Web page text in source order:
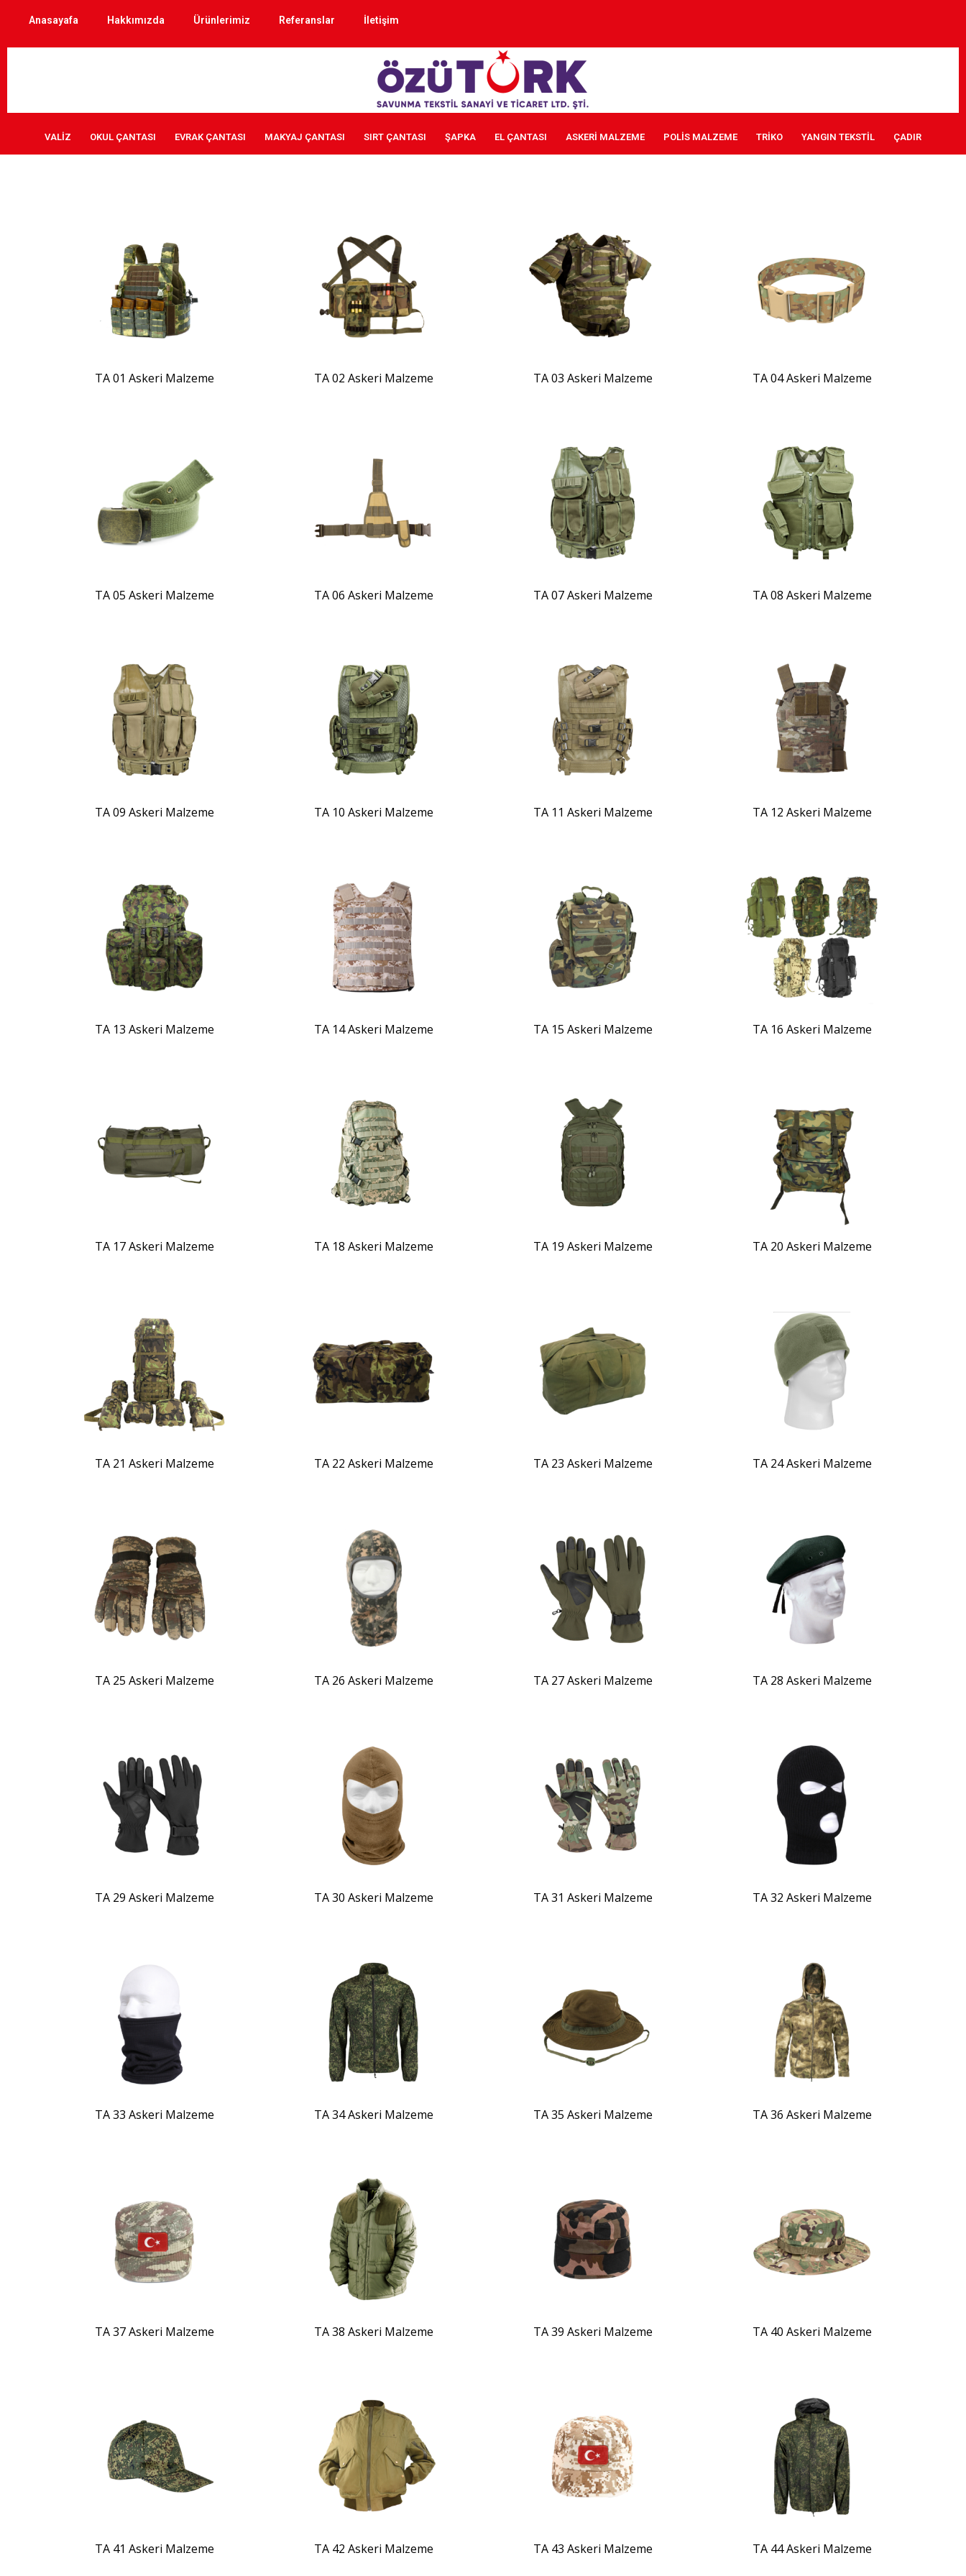
Anasayafa Hakkımızda Ürünlerimiz Referanslar İletişim
VALİZ OKUL ÇANTASI EVRAK ÇANTASI MAKYAJ ÇANTASI SIRT ÇANTASI ŞAPKA EL ÇANTASI ASKERİ MALZEME POLİS MALZEME TRİKO YANGIN TEKSTİL ÇADIR
ZOOM
TA 01 Askeri Malzeme
ZOOM
TA 02 Askeri Malzeme
ZOOM
TA 03 Askeri Malzeme TA 04 Askeri Malzeme
ZOOM
TA 05 Askeri Malzeme
ZOOM
TA 06 Askeri Malzeme
ZOOM
TA 07 Askeri Malzeme
ZOOM
TA 08 Askeri Malzeme
ZOOM
TA 09 Askeri Malzeme
ZOOM
TA 10 Askeri Malzeme
ZOOM
TA 11 Askeri Malzeme
ZOOM
TA 12 Askeri Malzeme
ZOOM
TA 13 Askeri Malzeme
ZOOM
TA 14 Askeri Malzeme
ZOOM
TA 15 Askeri Malzeme
ZOOM
TA 16 Askeri Malzeme
ZOOM
TA 17 Askeri Malzeme
ZOOM
TA 18 Askeri Malzeme
ZOOM
TA 19 Askeri Malzeme
ZOOM
TA 20 Askeri Malzeme
ZOOM
TA 21 Askeri Malzeme
ZOOM
TA 22 Askeri Malzeme
ZOOM
TA 23 Askeri Malzeme
ZOOM
TA 24 Askeri Malzeme
ZOOM
TA 25 Askeri Malzeme
ZOOM
TA 26 Askeri Malzeme
ZOOM
TA 27 Askeri Malzeme
ZOOM
TA 28 Askeri Malzeme
ZOOM
TA 29 Askeri Malzeme
ZOOM
TA 30 Askeri Malzeme
ZOOM
TA 31 Askeri Malzeme TA 32 Askeri Malzeme
ZOOM
TA 33 Askeri Malzeme
ZOOM
TA 34 Askeri Malzeme
ZOOM
TA 35 Askeri Malzeme
ZOOM
TA 36 Askeri Malzeme
ZOOM
TA 37 Askeri Malzeme
ZOOM
TA 38 Askeri Malzeme
ZOOM
TA 39 Askeri Malzeme
ZOOM
TA 40 Askeri Malzeme
ZOOM
TA 41 Askeri Malzeme
ZOOM
TA 42 Askeri Malzeme
ZOOM
TA 43 Askeri Malzeme
ZOOM
TA 44 Askeri Malzeme